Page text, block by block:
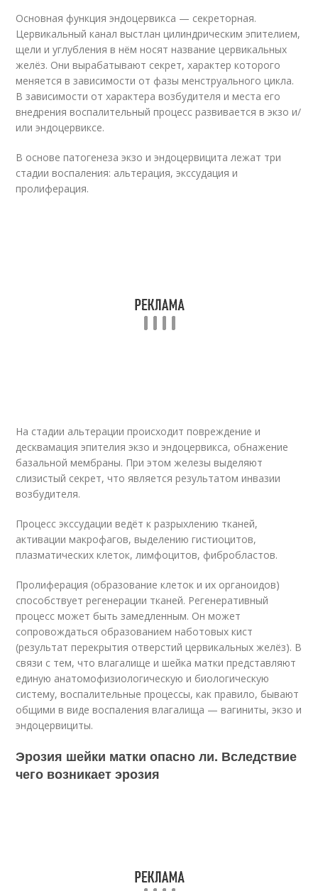
Основная функция эндоцервикса — секреторная.
Цервикальный канал выстлан цилиндрическим эпителием,
щели и углубления в нём носят название цервикальных
желёз. Они вырабатывают секрет, характер которого
меняется в зависимости от фазы менструального цикла.
В зависимости от характера возбудителя и места его
внедрения воспалительный процесс развивается в экзо и/
или эндоцервиксе.
В основе патогенеза экзо и эндоцервицита лежат три
стадии воспаления: альтерация, экссудация и
пролиферация.
На стадии альтерации происходит повреждение и
десквамация эпителия экзо и эндоцервикса, обнажение
базальной мембраны. При этом железы выделяют
слизистый секрет, что является результатом инвазии
возбудителя.
Процесс экссудации ведёт к разрыхлению тканей,
активации макрофагов, выделению гистиоцитов,
плазматических клеток, лимфоцитов, фибробластов.
Пролиферация (образование клеток и их органоидов)
способствует регенерации тканей. Регенеративный
процесс может быть замедленным. Он может
сопровождаться образованием наботовых кист
(результат перекрытия отверстий цервикальных желёз). В
связи с тем, что влагалище и шейка матки представляют
единую анатомофизиологическую и биологическую
систему, воспалительные процессы, как правило, бывают
общими в виде воспаления влагалища — вагиниты, экзо и
эндоцервициты.
Эрозия шейки матки опасно ли. Вследствие
чего возникает эрозия